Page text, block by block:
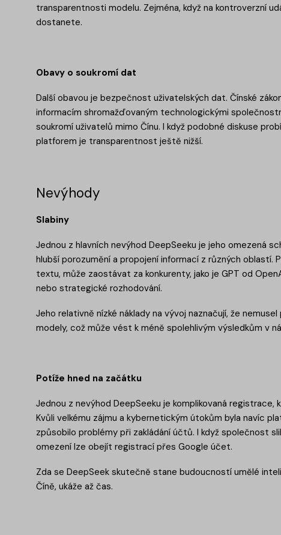
transparentnosti modelu. Zejména, když na kontroverzní
dostanete.
Obavy o soukromí dat
Další obavou je bezpečnost uživatelských dat. Čínské
informacím shromažďovaným technologickými
soukromí uživatelů mimo Čínu. I když podobné diskuse
platforem je transparentnost ještě nižší.
Nevýhody
Slabiny
Jednou z hlavních nevýhod DeepSeeku je jeho omezená
hlubší porozumění a propojení informací z různých oblastí.
textu, může zaostávat za konkurenty, jako je GPT od
nebo strategické rozhodování.
Jeho relativně nízké náklady na vývoj naznačují, že
modely, což může vést k méně spolehlivým výsledkům v
Potíže hned na začátku
Jednou z nevýhod DeepSeeku je komplikovaná
Kvůli velkému zájmu a kybernetickým útokům byla navíc
způsobilo problémy při zakládání účtů. I když společnost
omezení lze obejít registrací přes Google účet.
Zda se DeepSeek skutečně stane budoucností umělé
Číně, ukáže až čas.